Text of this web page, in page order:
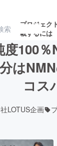
プロジェク
載するには
注目の新着プロ
度100
は
コス
LOTUS企画